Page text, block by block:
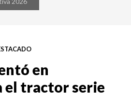
en
tractor serie